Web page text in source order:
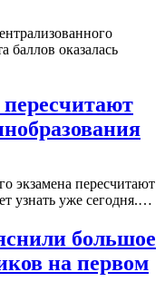
баллов оказалась
экзамена пересчитают
узнать уже сегодня.…
большое
на первом